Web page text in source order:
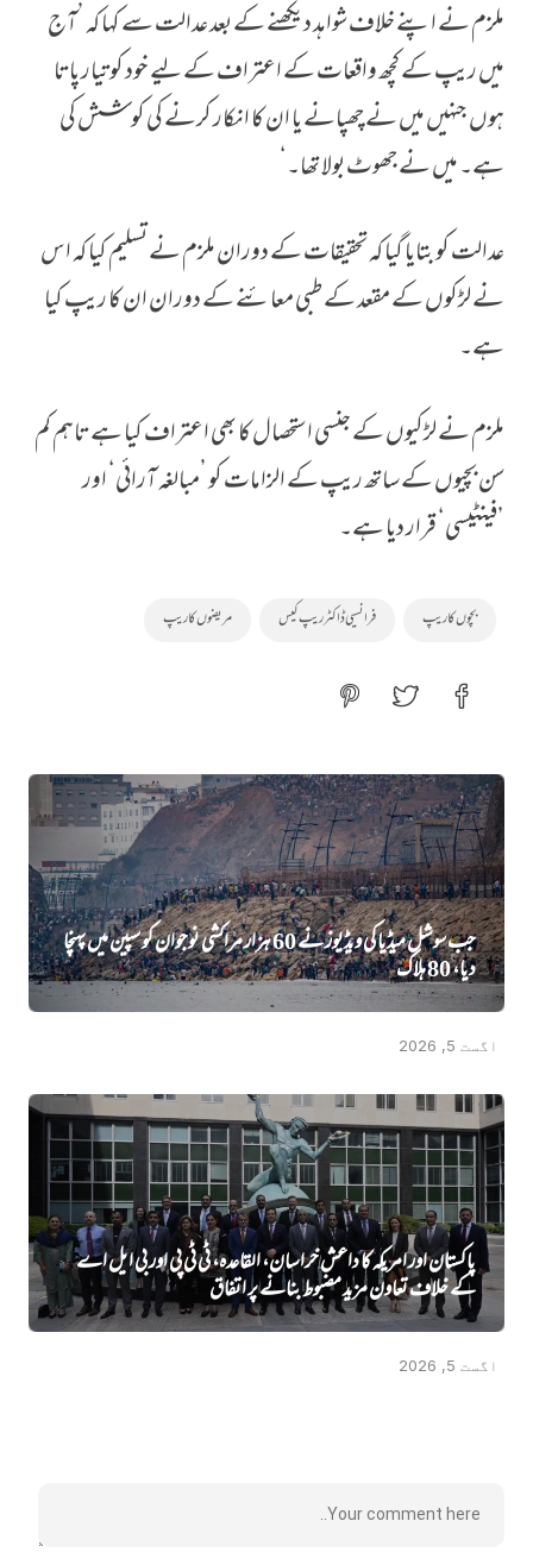
ملزم نے اپنے خلاف شواہد دیکھنے کے بعد عدالت سے کہا کہ ’آج
میں ریپ کے کچھ واقعات کے اعتراف کے لیے خود کو تیار پاتا
ہوں جنہیں میں نے چھپانے یا ان کا انکار کرنے کی کوشش کی
ہے۔ میں نے جھوٹ بولا تھا۔‘
عدالت کو بتایا گیا کہ تحقیقات کے دوران ملزم نے تسلیم کیا کہ اس
نے لڑکوں کے مقعد کے طبی معائنے کے دوران ان کا ریپ کیا
ہے۔
ملزم نے لڑکیوں کے جنسی استحصال کا بھی اعتراف کیا ہے تاہم کم
سن بچیوں کے ساتھ ریپ کے الزامات کو ’مبالغہ آرائی‘ اور
’فینٹیسی‘ قرار دیا ہے۔
بچوں کا ریپ فرانسیی ڈاکٹر ریپ کیس مریضوں کا ریپ
جب سوشل میڈیا کی ویڈیوز نے 60 ہزار مراکشی نوجوان کو سپین میں پہنچا
دیا، 80 ہلاک
اگست 5, 2026
پاکستان اور امریکہ کا داعش خراسان، القاعدہ، ٹی ٹی پی اور بی ایل اے
کے خلاف تعاون مزید مضبوط بنانے پر اتفاق
اگست 5, 2026